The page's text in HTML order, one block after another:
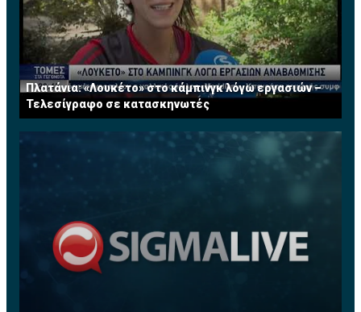
Πλατάνια: «Λουκέτο» στο κάμπινγκ λόγω εργασιών –
Τελεσίγραφο σε κατασκηνωτές